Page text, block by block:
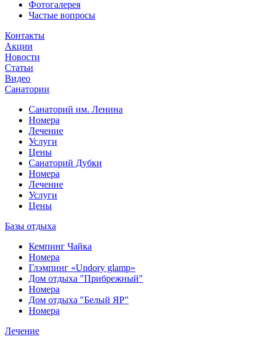
Фотогалерея
Частые вопросы
Контакты
Акции
Новости
Статьи
Видео
Санатории
Санаторий им. Ленина
Номера
Лечение
Услуги
Цены
Санаторий Дубки
Номера
Лечение
Услуги
Цены
Базы отдыха
Кемпинг Чайка
Номера
Глэмпинг «Undory glamp»
Дом отдыха "Прибрежный"
Номера
Дом отдыха "Белый ЯР"
Номера
Лечение